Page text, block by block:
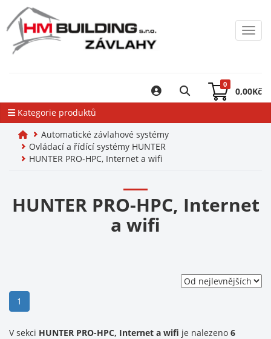
0
0,00Kč
Kategorie produktů
Automatické závlahové systémy
Ovládací a řídící systémy HUNTER
HUNTER PRO-HPC, Internet a wifi
HUNTER PRO-HPC, Internet
a wifi
1
V sekci HUNTER PRO-HPC, Internet a wifi je nalezeno 6